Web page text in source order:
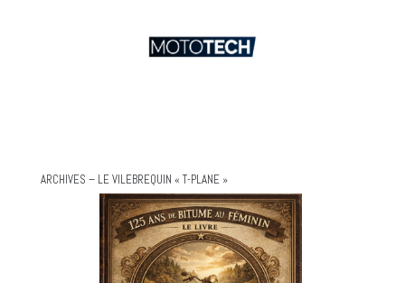
ARCHIVES – LE VILEBREQUIN « T-PLANE »